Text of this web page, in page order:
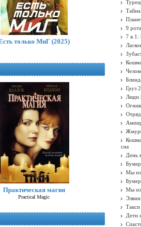
только МиГ (2025)
Практическая магия
Practical Magic
9 рота
7 в 1:
Груз
Люди
сна
День
Мы из
Бумер
Мы из
Такси
Дети